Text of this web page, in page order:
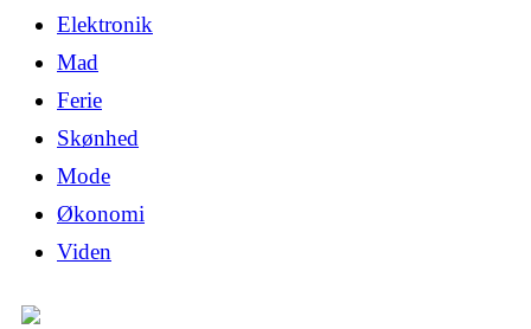
Elektronik
Mad
Ferie
Skønhed
Mode
Økonomi
Viden